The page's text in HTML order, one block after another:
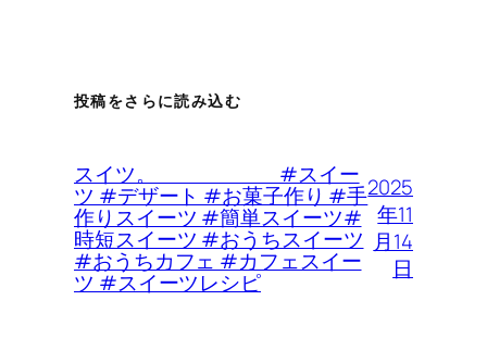
投稿をさらに読み込む
スイツ。 #スイー
ツ #デザート #お菓子作り #手
作りスイーツ #簡単スイーツ#
時短スイーツ #おうちスイーツ
#おうちカフェ #カフェスイー
ツ #スイーツレシピ
2025
年11
月14
日